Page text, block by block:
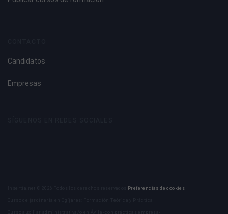
Candidatos
Empresas
Preferencias de cookies